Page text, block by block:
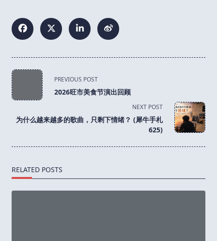
<span
class="nav-
subtitle
reader-
PREVIOUS POST
2026旺市美食节演出回顾
NEXT POST
为什么越来越多的歌曲，只剩下情绪？ (犀牛手札
625)
RELATED POSTS